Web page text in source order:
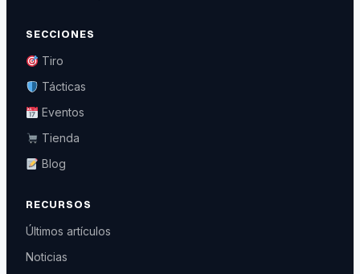
SECCIONES
Tiro
Tácticas
Eventos
Tienda
Blog
RECURSOS
Últimos artículos
Noticias